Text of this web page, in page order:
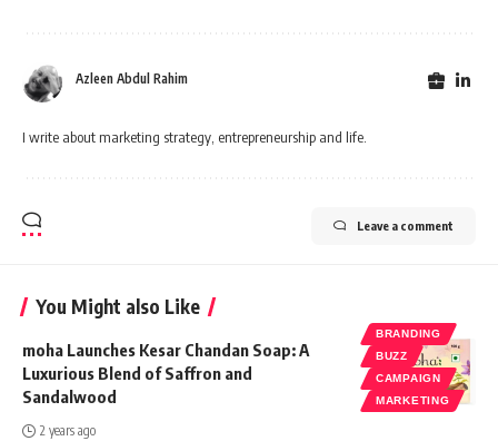
Azleen Abdul Rahim
I write about marketing strategy, entrepreneurship and life.
Leave a comment
You Might also Like
BRANDING
BUZZ
CAMPAIGN
MARKETING
moha Launches Kesar Chandan Soap: A
Luxurious Blend of Saffron and
Sandalwood
2 years ago